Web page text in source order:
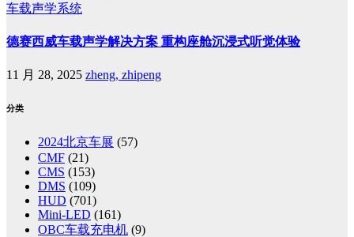
车载声学系统
德赛西威车载声学解决方案 重构座舱沉浸式听觉体验
11 月 28, 2025 zheng, zhipeng
分类
2024北京车展 (57)
CMF (21)
CMS (153)
DMS (109)
HUD (701)
Mini-LED (161)
OBC车载充电机 (9)